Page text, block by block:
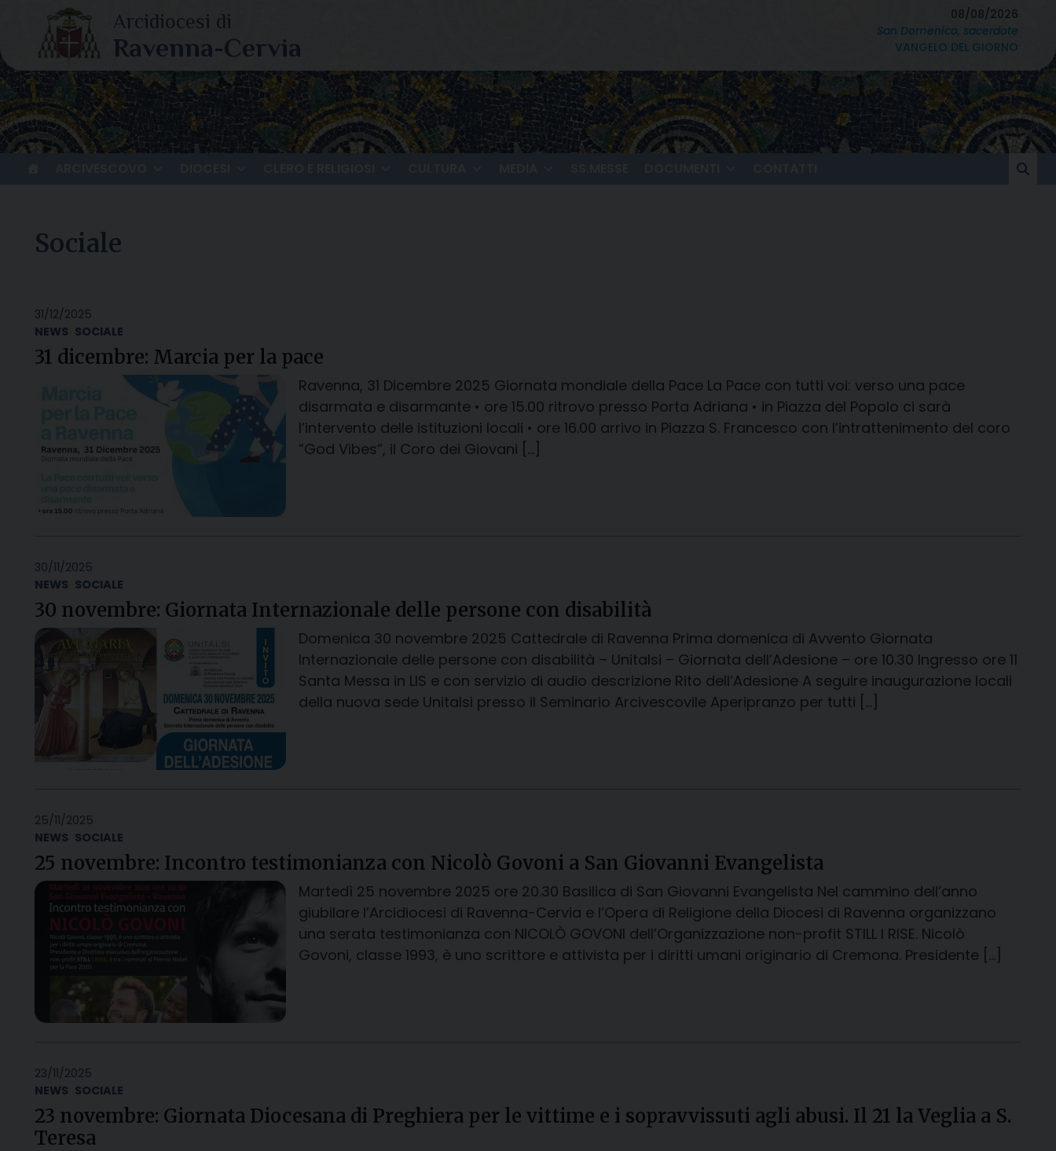
content
08/08/2026
San Domenico, sacerdote
VANGELO DEL GIORNO
Sociale
31/12/2025
NEWS SOCIALE
31 dicembre: Marcia per la pace
Ravenna, 31 Dicembre 2025 Giornata mondiale della Pace La Pace con tutti voi: verso una pace
disarmata e disarmante • ore 15.00 ritrovo presso Porta Adriana • in Piazza del Popolo ci sarà
l’intervento delle istituzioni locali • ore 16.00 arrivo in Piazza S. Francesco con l’intrattenimento del coro
”God Vibes”, il Coro dei Giovani […]
30/11/2025
NEWS SOCIALE
30 novembre: Giornata Internazionale delle persone con disabilità
Domenica 30 novembre 2025 Cattedrale di Ravenna Prima domenica di Avvento Giornata
Internazionale delle persone con disabilità – Unitalsi – Giornata dell’Adesione – ore 10.30 Ingresso ore 11
Santa Messa in LIS e con servizio di audio descrizione Rito dell’Adesione A seguire inaugurazione locali
della nuova sede Unitalsi presso il Seminario Arcivescovile Aperipranzo per tutti […]
25/11/2025
NEWS SOCIALE
25 novembre: Incontro testimonianza con Nicolò Govoni a San Giovanni Evangelista
Martedì 25 novembre 2025 ore 20.30 Basilica di San Giovanni Evangelista Nel cammino dell’anno
giubilare l’Arcidiocesi di Ravenna-Cervia e l’Opera di Religione della Diocesi di Ravenna organizzano
una serata testimonianza con NICOLÒ GOVONI dell’Organizzazione non-profit STILL I RISE. Nicolò
Govoni, classe 1993, è uno scrittore e attivista per i diritti umani originario di Cremona. Presidente […]
23/11/2025
NEWS SOCIALE
23 novembre: Giornata Diocesana di Preghiera per le vittime e i sopravvissuti agli abusi. Il 21 la Veglia a S.
Teresa